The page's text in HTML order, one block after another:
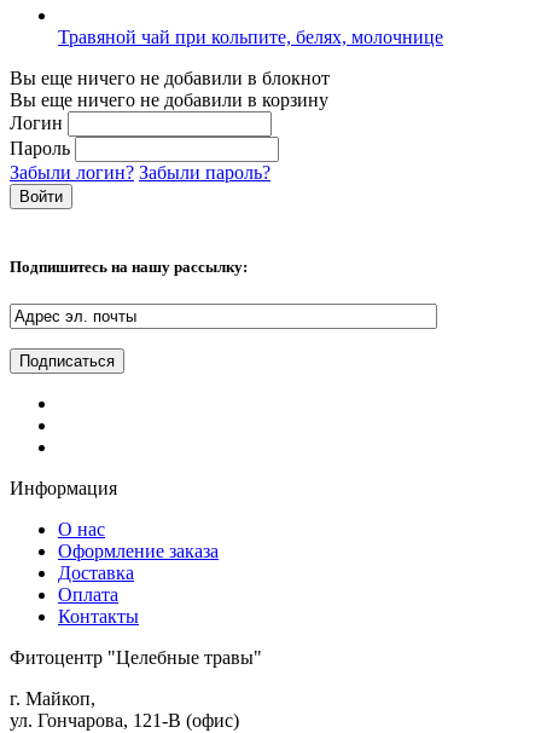
Травяной чай при кольпите, белях, молочнице
Вы еще ничего не добавили в блокнот
Вы еще ничего не добавили в корзину
Логин
Пароль
Забыли логин? Забыли пароль?
Подпишитесь на нашу рассылку:
Информация
О нас
Оформление заказа
Доставка
Оплата
Контакты
Фитоцентр "Целебные травы"
г. Майкоп,
ул. Гончарова, 121-В (офис)